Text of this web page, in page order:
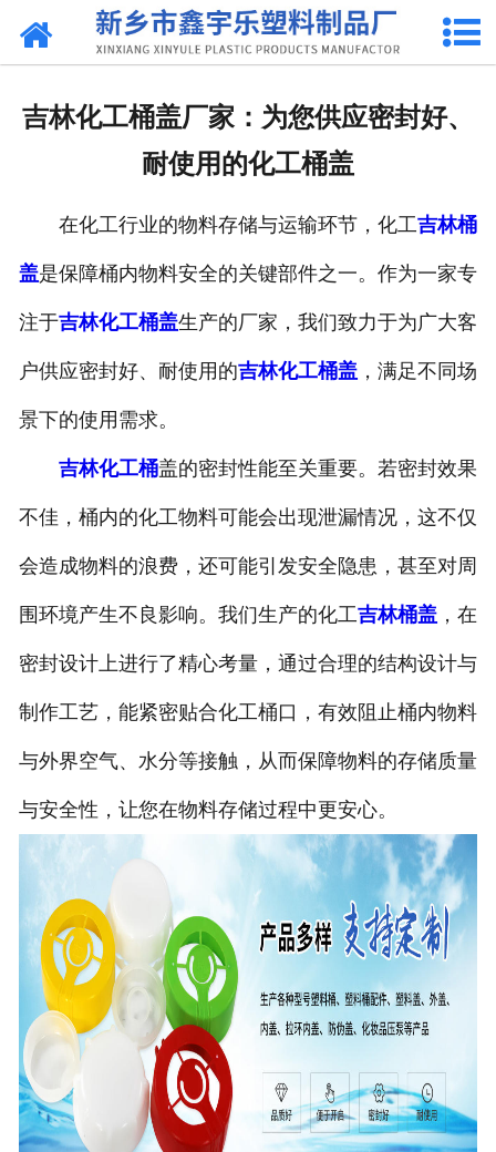
网站首页
联系我们
吉林化工桶盖厂家：为您供应密封好、
耐使用的化工桶盖
在化工行业的物料存储与运输环节，化工吉林桶
盖是保障桶内物料安全的关键部件之一。作为一家专
注于吉林化工桶盖生产的厂家，我们致力于为广大客
户供应密封好、耐使用的吉林化工桶盖，满足不同场
景下的使用需求。
吉林化工桶盖的密封性能至关重要。若密封效果
不佳，桶内的化工物料可能会出现泄漏情况，这不仅
会造成物料的浪费，还可能引发安全隐患，甚至对周
围环境产生不良影响。我们生产的化工吉林桶盖，在
密封设计上进行了精心考量，通过合理的结构设计与
制作工艺，能紧密贴合化工桶口，有效阻止桶内物料
与外界空气、水分等接触，从而保障物料的存储质量
与安全性，让您在物料存储过程中更安心。